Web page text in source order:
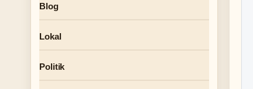
Blog
Lokal
Politik